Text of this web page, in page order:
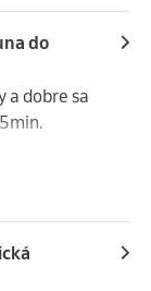
do
a dobre sa